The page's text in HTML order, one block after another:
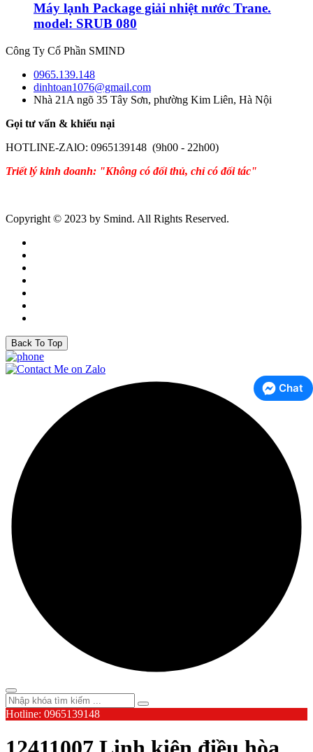
Máy lạnh Package giải nhiệt nước Trane.
model: SRUB 080
Công Ty Cổ Phần SMIND
0965.139.148
dinhtoan1076@gmail.com
Nhà 21A ngõ 35 Tây Sơn, phường Kim Liên, Hà Nội
Gọi tư vấn & khiếu nại
HOTLINE-ZAlO: 0965139148 (9h00 - 22h00)
Triết lý kinh doanh: "Không có đối thủ, chỉ có đối tác"
Copyright © 2023 by Smind. All Rights Reserved.
Back To Top
Chat
Hotline: 0965139148